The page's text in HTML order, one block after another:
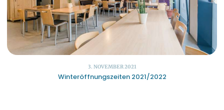
3. NOVEMBER 2021
Winteröffnungszeiten 2021/2022